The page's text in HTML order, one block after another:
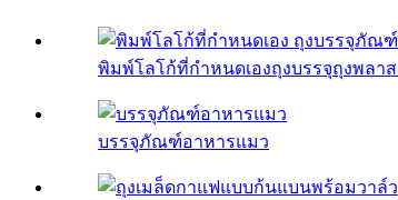
พิมพ์โลโก้ที่กำหนดเองถุงบรรจุถุงพลา
บรรจุภัณฑ์อาหารแมว